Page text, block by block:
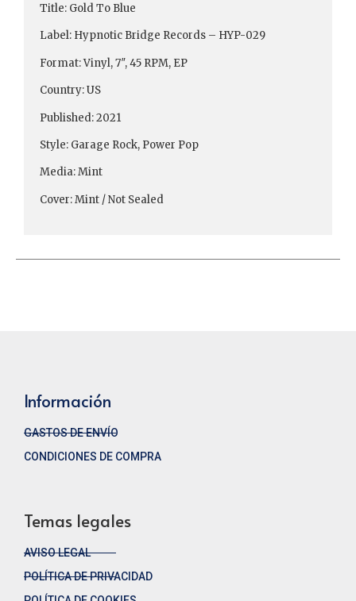
Title: Gold To Blue
Label: Hypnotic Bridge Records ‎– HYP-029
Format: Vinyl, 7″, 45 RPM, EP
Country: US
Published: 2021
Style: Garage Rock, Power Pop
Media: Mint
Cover: Mint / Not Sealed
Información
GASTOS DE ENVÍO
CONDICIONES DE COMPRA
Temas legales
AVISO LEGAL
POLÍTICA DE PRIVACIDAD